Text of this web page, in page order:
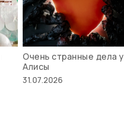
Очень странные дела у
Алисы
31.07.2026